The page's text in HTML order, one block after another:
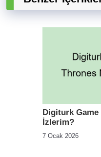
Digiturk Game
İzlerim?
7 Ocak 2026